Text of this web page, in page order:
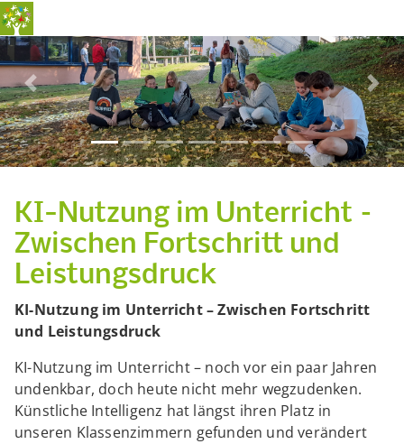
Previous Next
KI-Nutzung im Unterricht –
Zwischen Fortschritt und
Leistungsdruck
KI-Nutzung im Unterricht – Zwischen Fortschritt
und Leistungsdruck
KI-Nutzung im Unterricht – noch vor ein paar Jahren
undenkbar, doch heute nicht mehr wegzudenken.
Künstliche Intelligenz hat längst ihren Platz in
unseren Klassenzimmern gefunden und verändert